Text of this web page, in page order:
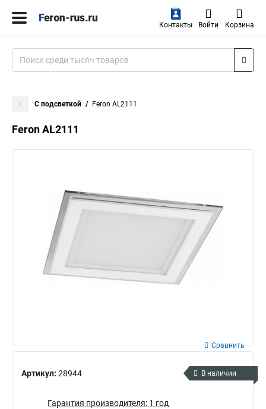
Контакты Войти Корзина
С подсветкой Feron AL2111
Feron AL2111
Артикул: 28944
Сравнить
В наличии
Гарантия производителя: 1 год